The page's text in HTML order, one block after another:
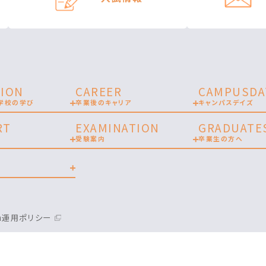
校の学び
CAREER
卒業後のキャリア キャンパスデイズ
EXAMINATION
受験案内 卒業生の方へ
用ポリシー